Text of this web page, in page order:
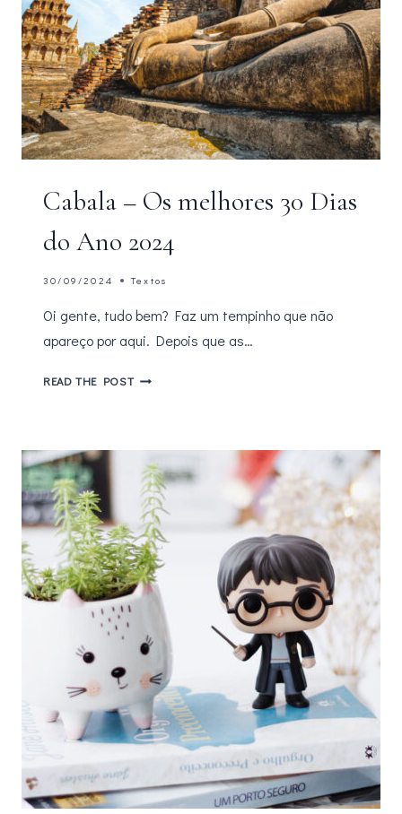
Cabala – Os melhores 30 Dias
do Ano 2024
30/09/2024 Textos
Oi gente, tudo bem? Faz um tempinho que não
apareço por aqui. Depois que as…
READ THE POSTCABALA
DIAS
DO
ANO
2024